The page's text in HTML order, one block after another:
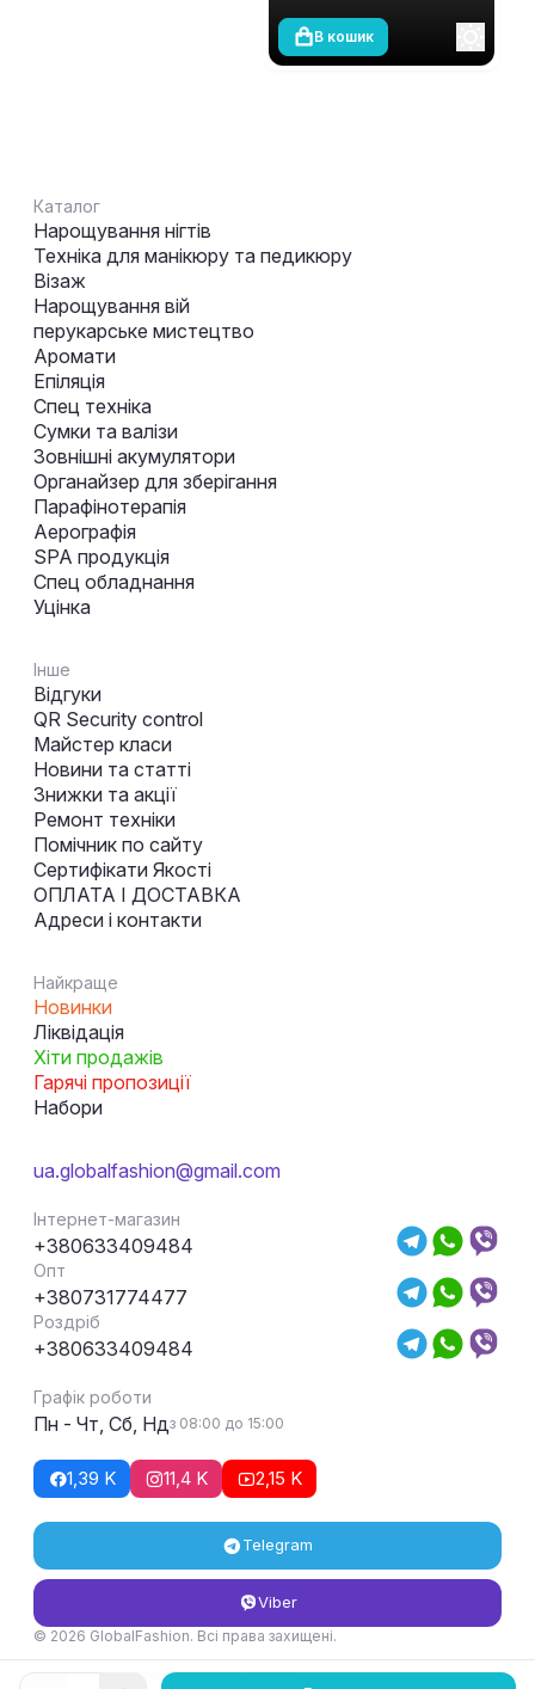
В кошик
Каталог
Нарощування нігтів
Техніка для манікюру та педикюру
Візаж
Нарощування вій
перукарське мистецтво
Аромати
Епіляція
Спец техніка
Сумки та валізи
Зовнішні акумулятори
Органайзер для зберігання
Парафінотерапія
Аерографія
SPA продукція
Спец обладнання
Уцінка
Інше
Відгуки
QR Security control
Майстер класи
Новини та статті
Знижки та акції
Ремонт техніки
Помічник по сайту
Сертифікати Якості
ОПЛАТА І ДОСТАВКА
Адреси і контакти
Найкраще
Новинки
Ліквідація
Хіти продажів
Гарячі пропозиції
Набори
ua.globalfashion@gmail.com
Інтернет-магазин
+380633409484
Опт
+380731774477
Роздріб
+380633409484
Графік роботи
Пн - Чт, Сб, Ндз 08:00 до 15:00
1,39 K 11,4 K 2,15 K
Telegram
Viber
© 2026 GlobalFashion. Всі права захищені.
Умови повернення та обміну товару